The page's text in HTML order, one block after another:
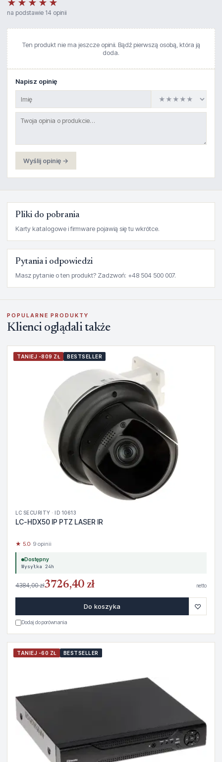
★★★★★
na podstawie 14 opinii
Ten produkt nie ma jeszcze opinii. Bądź pierwszą osobą, która ją
doda.
Napisz opinię
Wyślij opinię →
Pliki do pobrania
Karty katalogowe i firmware pojawią się tu wkrótce.
Pytania i odpowiedzi
Masz pytanie o ten produkt? Zadzwoń: +48 504 500 007.
POPULARNE PRODUKTY
Klienci oglądali także
TANIEJ -809 ZŁ BESTSELLER
LC SECURITY · ID 10613
LC-HDX50 IP PTZ LASER IR
★ 5.0· 9 opinii
Dostępny
Wysyłka 24h
4384,00 zł3726,40 zł netto
Do koszyka ♡
Dodaj do porównania
TANIEJ -60 ZŁ BESTSELLER